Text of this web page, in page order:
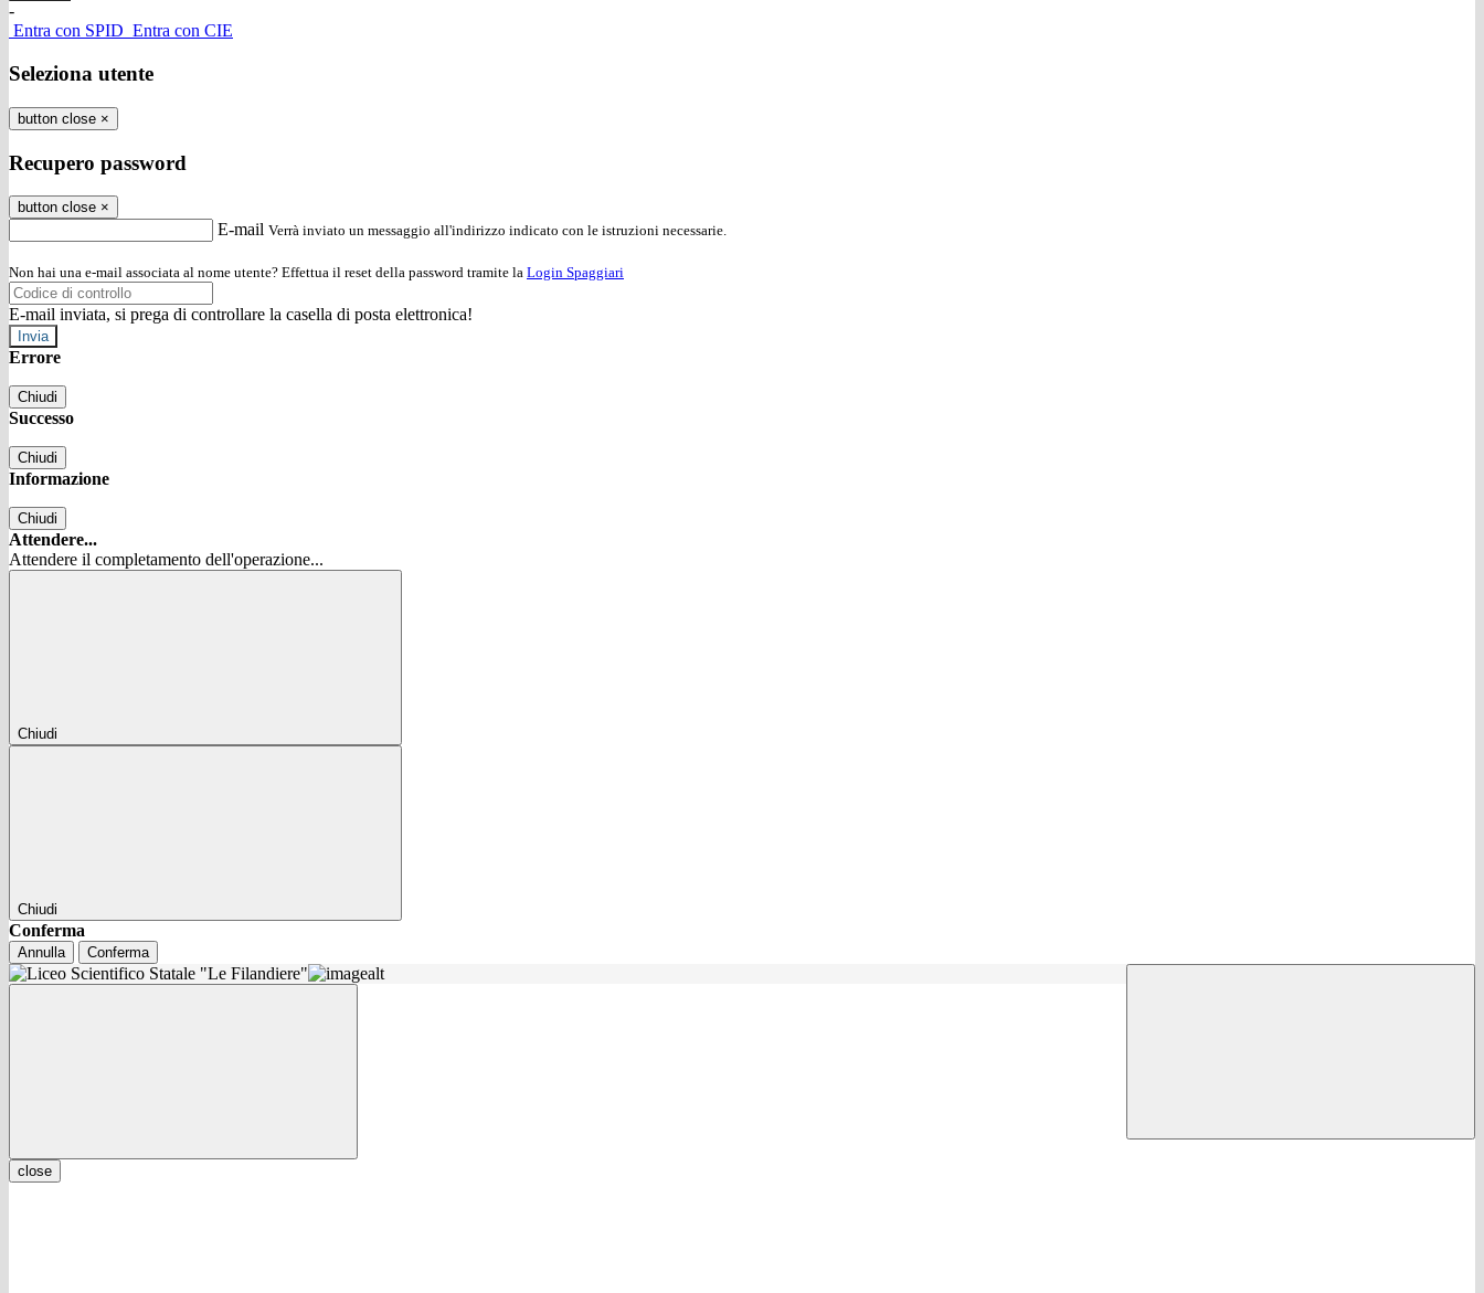
-
Entra con SPID Entra con CIE
Seleziona utente
button close ×
Recupero password
button close ×
E-mail Verrà inviato un messaggio all'indirizzo indicato con le istruzioni necessarie.
Non hai una e-mail associata al nome utente? Effettua il reset della password tramite la Login Spaggiari
E-mail inviata, si prega di controllare la casella di posta elettronica!
Errore
Chiudi
Successo
Chiudi
Informazione
Chiudi
Attendere...
Attendere il completamento dell'operazione...
Chiudi
Chiudi
Conferma
Annulla Conferma
close